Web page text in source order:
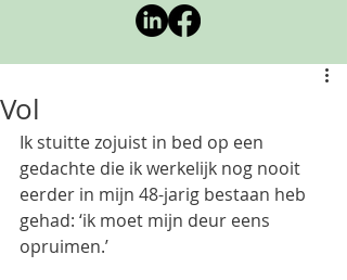
Vol
Ik stuitte zojuist in bed op een
gedachte die ik werkelijk nog nooit
eerder in mijn 48-jarig bestaan heb
gehad: ‘ik moet mijn deur eens
opruimen.’